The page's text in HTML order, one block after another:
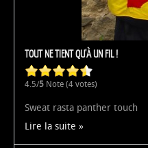
TOUT NE TIENT QU'À UN FIL !
4.5/5 Note (4 votes)
Sweat rasta panther touch
Lire la suite